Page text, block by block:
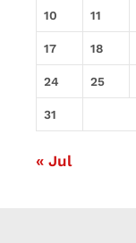
10 11
17 18
24 25
31
« Jul